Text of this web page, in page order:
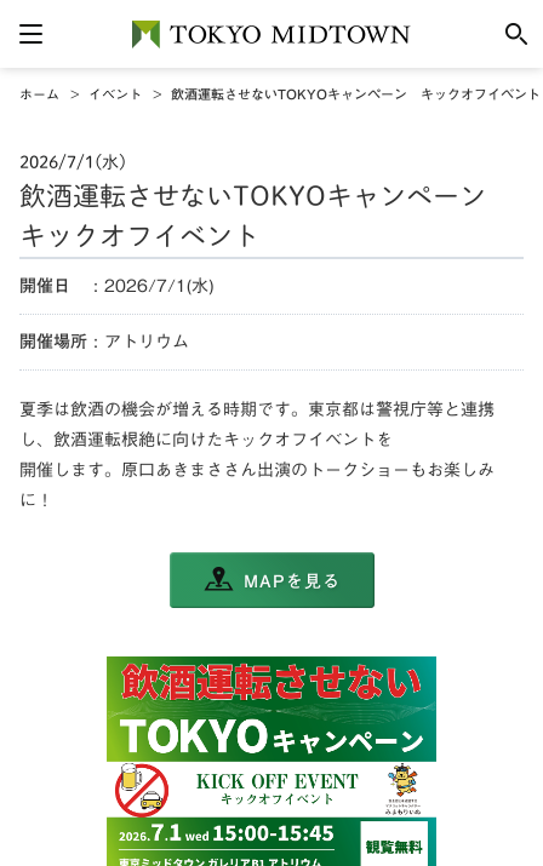
ホーム イベント 飲酒運転させないTOKYOキャンペーン キックオフイベント
2026/7/1(水)
飲酒運転させないTOKYOキャンペーン
キックオフイベント
開催日 2026/7/1(水)
開催場所 アトリウム
夏季は飲酒の機会が増える時期です。東京都は警視庁等と連携
し、飲酒運転根絶に向けたキックオフイベントを
開催します。原口あきまささん出演のトークショーもお楽しみ
に！
MAPを見る